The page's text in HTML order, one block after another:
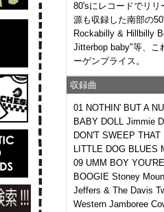
80'sにレコードでリ
源も収録した南部の
Rockabilly & Hillbilly
Jitterbop baby"等、こ
ーゲンプライス。
収録曲
01 NOTHIN' BUT A
BABY DOLL Jimmie
DON'T SWEEP
LITTLE DOG BLUES
09 UMM BOY
BOOGIE Stoney
Jeffers & The Davis
Western Jamboree